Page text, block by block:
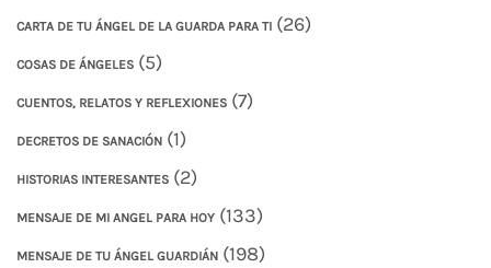
CARTA DE TU ÁNGEL DE LA GUARDA PARA TI (26)
COSAS DE ÁNGELES (5)
CUENTOS, RELATOS Y REFLEXIONES (7)
DECRETOS DE SANACIÓN (1)
HISTORIAS INTERESANTES (2)
MENSAJE DE MI ANGEL PARA HOY (133)
MENSAJE DE TU ÁNGEL GUARDIÁN (198)